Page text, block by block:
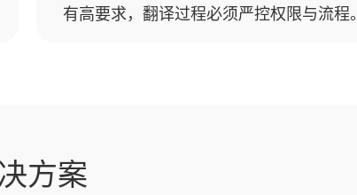
有高要求，翻译过程必须严控权限与流程。
方案